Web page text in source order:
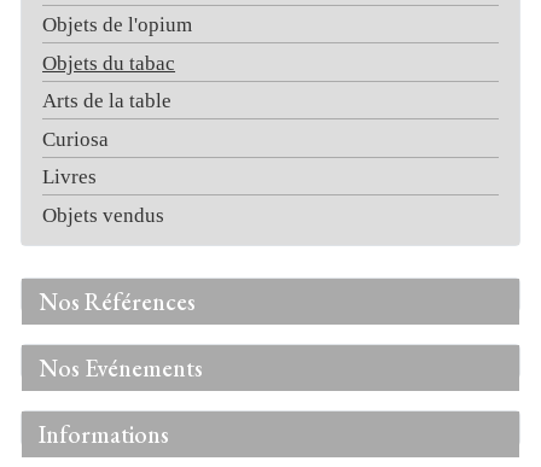
Objets de l'opium
Objets du tabac
Arts de la table
Curiosa
Livres
Objets vendus
Nos Références
Nos Evénements
Informations